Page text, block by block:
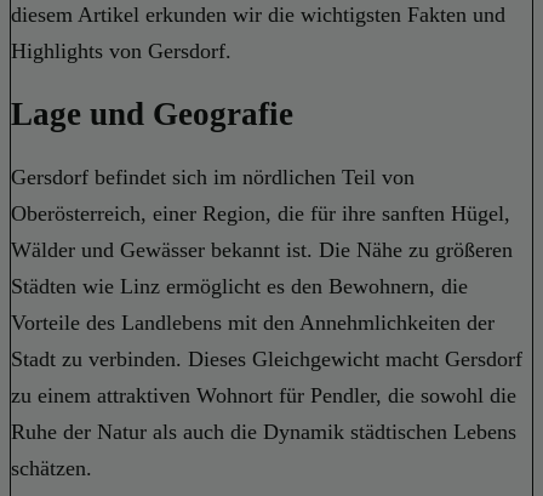
diesem Artikel erkunden wir die wichtigsten Fakten und
Highlights von Gersdorf.
Lage und Geografie
Gersdorf befindet sich im nördlichen Teil von
Oberösterreich, einer Region, die für ihre sanften Hügel,
Wälder und Gewässer bekannt ist. Die Nähe zu größeren
Städten wie Linz ermöglicht es den Bewohnern, die
Vorteile des Landlebens mit den Annehmlichkeiten der
Stadt zu verbinden. Dieses Gleichgewicht macht Gersdorf
zu einem attraktiven Wohnort für Pendler, die sowohl die
Ruhe der Natur als auch die Dynamik städtischen Lebens
schätzen.